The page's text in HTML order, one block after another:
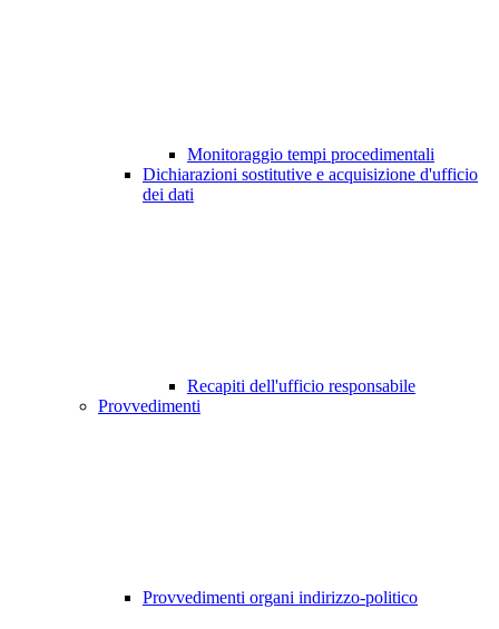
Monitoraggio tempi procedimentali
Dichiarazioni sostitutive e acquisizione d'ufficio
dei dati
Recapiti dell'ufficio responsabile
Provvedimenti
Provvedimenti organi indirizzo-politico